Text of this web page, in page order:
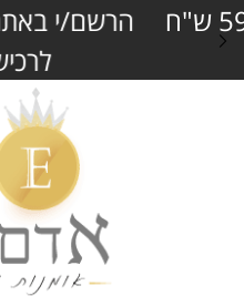
הרשם/י באתר שלנו